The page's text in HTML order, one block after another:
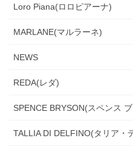
Loro Piana(ロロピアーナ)
MARLANE(マルラーネ)
NEWS
REDA(レダ)
SPENCE BRYSON(スペンス
TALLIA DI DELFINO(タリア・